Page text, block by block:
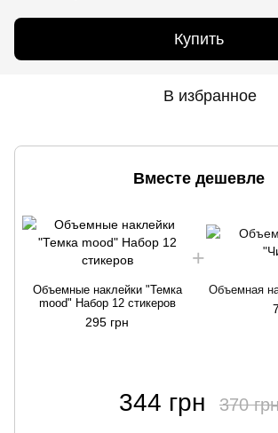
Купить
В избранное
Вместе дешевле
Объемные наклейки "Темка
mood" Набор 12 стикеров
295 грн
Объемная
344 грн 370